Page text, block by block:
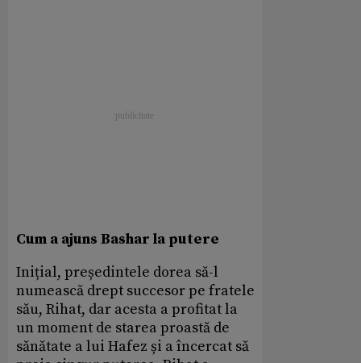
Cum a ajuns Bashar la putere
Inițial, președintele dorea să-l
numească drept succesor pe fratele
său, Rihat, dar acesta a profitat la
un moment de starea proastă de
sănătate a lui Hafez și a încercat să